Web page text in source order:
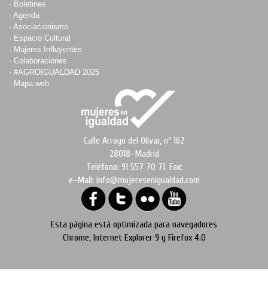
· Boletines
· Agenda
· Asociacionismo
· Espacio Cultural
· Mujeres Influyentes
· Colaboraciones
· #AGROIGUALDAD 2025
· Mapa web
Calle Arroyo del Olivar, nº 162
28018-Madrid
Teléfono: 91 557 70 71. Fax:
e-Mail: info@mujeresenigualdad.com
Esta página está optimizada para navegadores
Chrome, Internet Explorer 9 y Firefox 4.0